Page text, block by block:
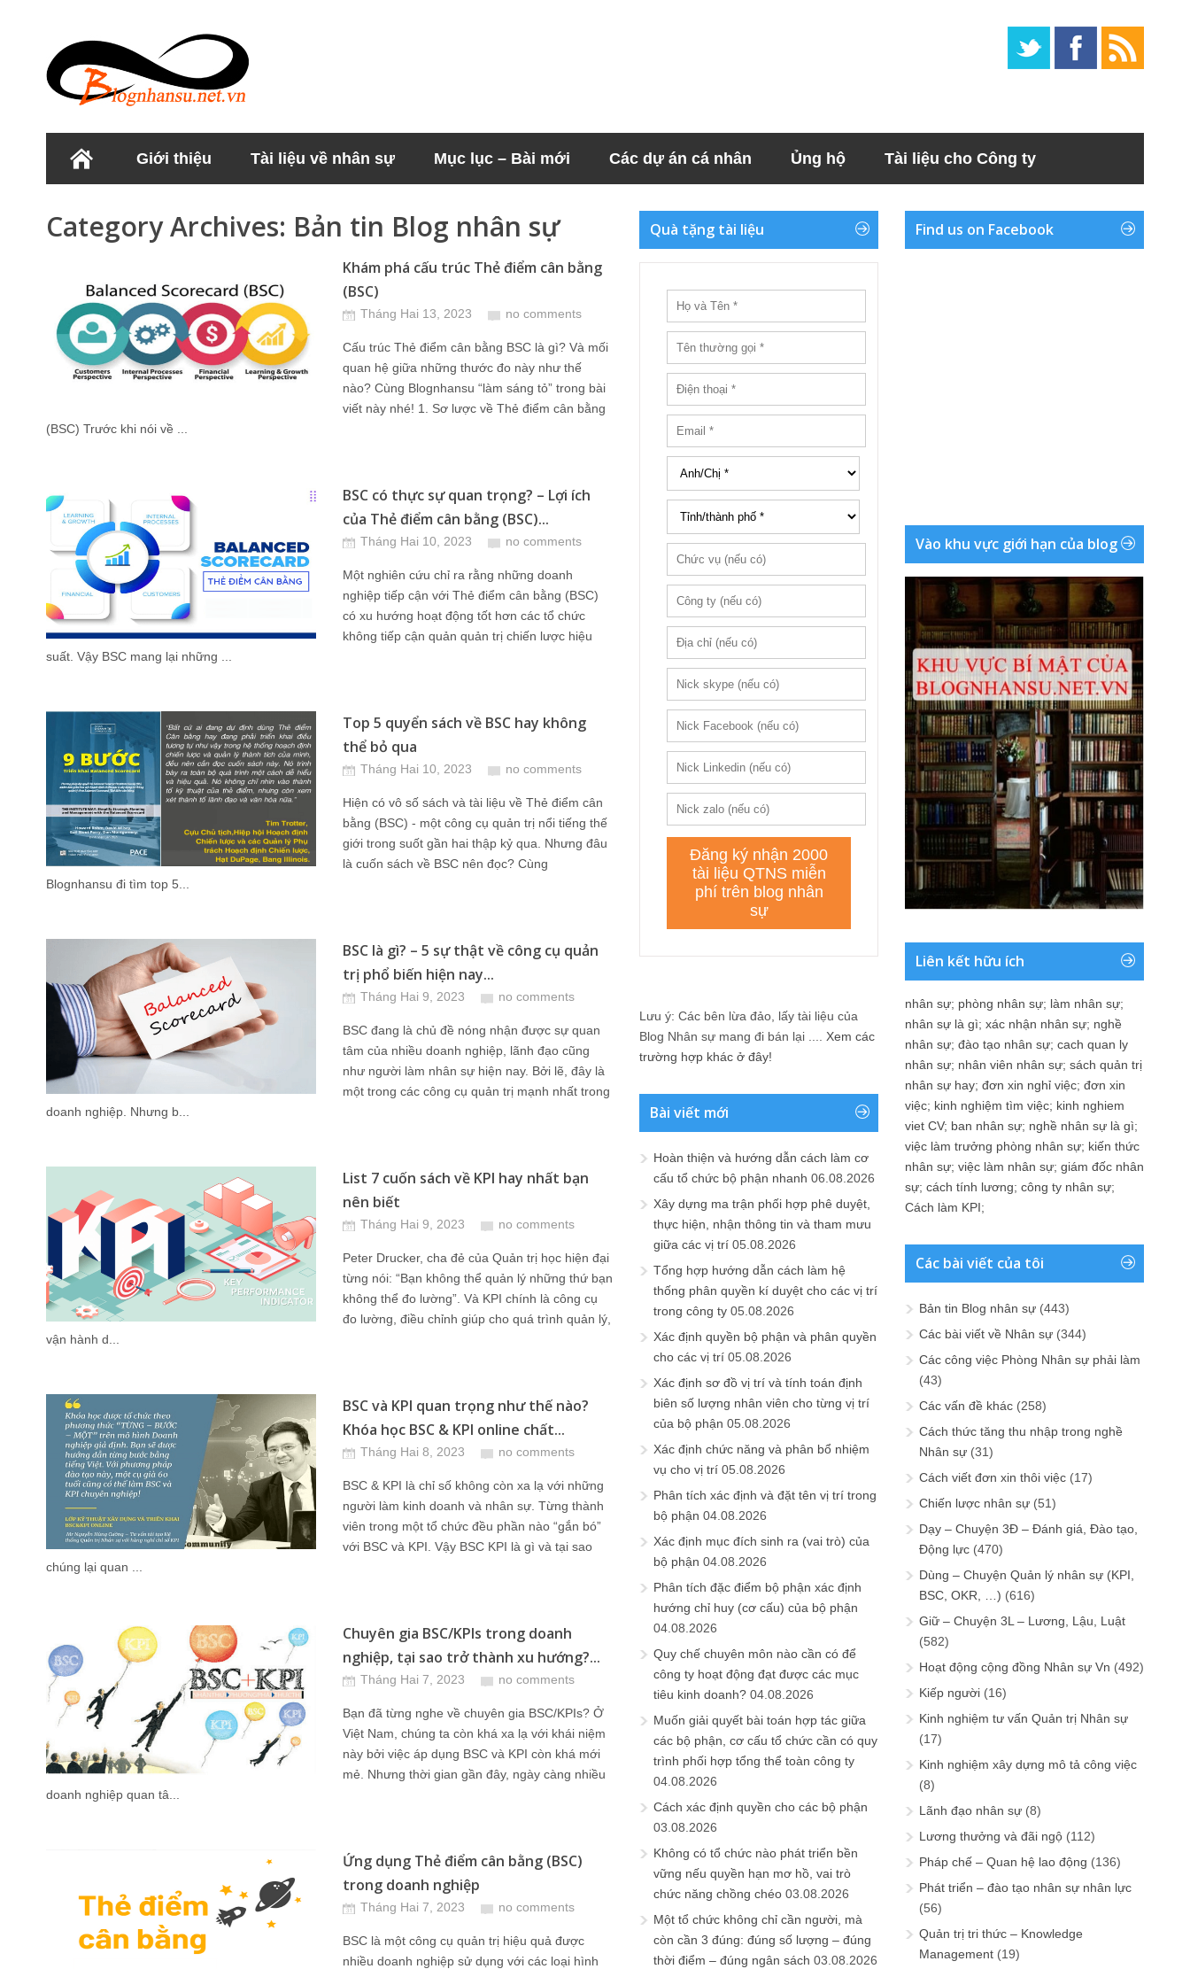
Giới thiệu Tài liệu về nhân sự Mục lục – Bài mới Các dự án cá nhân Ủng hộ Tài liệu cho Công ty
Category Archives: Bản tin Blog nhân sự
Khám phá cấu trúc Thẻ điểm cân bằng
(BSC)
Tháng Hai 13, 2023 no comments
Cấu trúc Thẻ điểm cân bằng BSC là gì? Và mối
quan hệ giữa những thước đo này như thế
nào? Cùng Blognhansu “làm sáng tỏ” trong bài
viết này nhé! 1. Sơ lược về Thẻ điểm cân bằng
(BSC) Trước khi nói về ...
BSC có thực sự quan trọng? – Lợi ích
của Thẻ điểm cân bằng (BSC)...
Tháng Hai 10, 2023 no comments
Một nghiên cứu chỉ ra rằng những doanh
nghiệp tiếp cận với Thẻ điểm cân bằng (BSC)
có xu hướng hoạt động tốt hơn các tổ chức
không tiếp cận quản quản trị chiến lược hiệu
suất. Vậy BSC mang lại những ...
Top 5 quyển sách về BSC hay không
thể bỏ qua
Tháng Hai 10, 2023 no comments
Hiện có vô số sách và tài liệu về Thẻ điểm cân
bằng (BSC) - một công cụ quản trị nổi tiếng thế
giới trong suốt gần hai thập kỷ qua. Nhưng đâu
là cuốn sách về BSC nên đọc? Cùng
Blognhansu đi tìm top 5...
BSC là gì? – 5 sự thật về công cụ quản
trị phổ biến hiện nay...
Tháng Hai 9, 2023 no comments
BSC đang là chủ đề nóng nhận được sự quan
tâm của nhiều doanh nghiệp, lãnh đạo cũng
như người làm nhân sự hiện nay. Bởi lẽ, đây là
một trong các công cụ quản trị mạnh nhất trong
doanh nghiệp. Nhưng b...
List 7 cuốn sách về KPI hay nhất bạn
nên biết
Tháng Hai 9, 2023 no comments
Peter Drucker, cha đẻ của Quản trị học hiện đại
từng nói: “Bạn không thể quản lý những thứ bạn
không thể đo lường”. Và KPI chính là công cụ
đo lường, điều chỉnh giúp cho quá trình quản lý,
vận hành d...
BSC và KPI quan trọng như thế nào?
Khóa học BSC & KPI online chất...
Tháng Hai 8, 2023 no comments
BSC & KPI là chỉ số không còn xa lạ với những
người làm kinh doanh và nhân sự. Từng thành
viên trong một tổ chức đều phần nào “gắn bó”
với BSC và KPI. Vậy BSC KPI là gì và tại sao
chúng lại quan ...
Chuyên gia BSC/KPIs trong doanh
nghiệp, tại sao trở thành xu hướng?...
Tháng Hai 7, 2023 no comments
Bạn đã từng nghe về chuyên gia BSC/KPIs? Ở
Việt Nam, chúng ta còn khá xa lạ với khái niệm
này bởi việc áp dụng BSC và KPI còn khá mới
mẻ. Nhưng thời gian gần đây, ngày càng nhiều
doanh nghiệp quan tâ...
Ứng dụng Thẻ điểm cân bằng (BSC)
trong doanh nghiệp
Tháng Hai 7, 2023 no comments
BSC là một công cụ quản trị hiệu quả được
nhiều doanh nghiệp sử dụng với các loại hình
Quà tặng tài liệu
Lưu ý: Các bên lừa đảo, lấy tài liệu của
Blog Nhân sự mang đi bán lại .... Xem các
trường hợp khác ở đây!
Bài viết mới
Hoàn thiện và hướng dẫn cách làm cơ
cấu tổ chức bộ phận nhanh 06.08.2026
Xây dựng ma trận phối hợp phê duyệt,
thực hiện, nhận thông tin và tham mưu
giữa các vị trí 05.08.2026
Tổng hợp hướng dẫn cách làm hệ
thống phân quyền kí duyệt cho các vị trí
trong công ty 05.08.2026
Xác định quyền bộ phận và phân quyền
cho các vị trí 05.08.2026
Xác định sơ đồ vị trí và tính toán định
biên số lượng nhân viên cho từng vị trí
của bộ phận 05.08.2026
Xác định chức năng và phân bổ nhiệm
vụ cho vị trí 05.08.2026
Phân tích xác định và đặt tên vị trí trong
bộ phận 04.08.2026
Xác định mục đích sinh ra (vai trò) của
bộ phận 04.08.2026
Phân tích đặc điểm bộ phận xác định
hướng chỉ huy (cơ cấu) của bộ phận
04.08.2026
Quy chế chuyên môn nào cần có để
công ty hoạt động đạt được các mục
tiêu kinh doanh? 04.08.2026
Muốn giải quyết bài toán hợp tác giữa
các bộ phận, cơ cấu tổ chức cần có quy
trình phối hợp tổng thể toàn công ty
04.08.2026
Cách xác định quyền cho các bộ phận
03.08.2026
Không có tổ chức nào phát triển bền
vững nếu quyền hạn mơ hồ, vai trò
chức năng chồng chéo 03.08.2026
Một tổ chức không chỉ cần người, mà
còn cần 3 đúng: đúng số lượng – đúng
thời điểm – đúng ngân sách 03.08.2026
Find us on Facebook
Vào khu vực giới hạn của blog
Liên kết hữu ích
nhân sự; phòng nhân sự; làm nhân sự;
nhân sự là gì; xác nhận nhân sự; nghề
nhân sự; đào tạo nhân sự; cach quan ly
nhân sự; nhân viên nhân sự; sách quản trị
nhân sự hay; đơn xin nghỉ việc; đơn xin
việc; kinh nghiệm tìm việc; kinh nghiem
viet CV; ban nhân sự; nghề nhân sự là gì;
việc làm trưởng phòng nhân sự; kiến thức
nhân sự; việc làm nhân sự; giám đốc nhân
sự; cách tính lương; công ty nhân sự;
Cách làm KPI;
Các bài viết của tôi
Bản tin Blog nhân sự (443)
Các bài viết về Nhân sự (344)
Các công việc Phòng Nhân sự phải làm
(43)
Các vấn đề khác (258)
Cách thức tăng thu nhập trong nghề
Nhân sự (31)
Cách viết đơn xin thôi việc (17)
Chiến lược nhân sự (51)
Dạy – Chuyện 3Đ – Đánh giá, Đào tạo,
Động lực (470)
Dùng – Chuyện Quản lý nhân sự (KPI,
BSC, OKR, …) (616)
Giữ – Chuyện 3L – Lương, Lậu, Luật
(582)
Hoạt động cộng đồng Nhân sự Vn (492)
Kiếp người (16)
Kinh nghiệm tư vấn Quản trị Nhân sự
(17)
Kinh nghiệm xây dựng mô tả công việc
(8)
Lãnh đạo nhân sự (8)
Lương thưởng và đãi ngộ (112)
Pháp chế – Quan hệ lao động (136)
Phát triển – đào tạo nhân sự nhân lực
(56)
Quản trị tri thức – Knowledge
Management (19)